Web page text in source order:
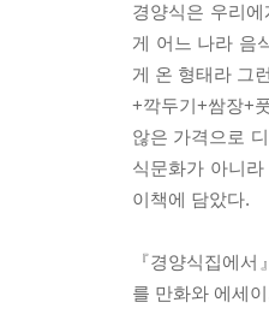
경양식은 우리
게 어느 나라 음
게 온 형태라 그
+깍두기+쌈장+
않은 가격으로
식문화가 아니
이책에 담았다.
『경양식집에
를 만화와 에세